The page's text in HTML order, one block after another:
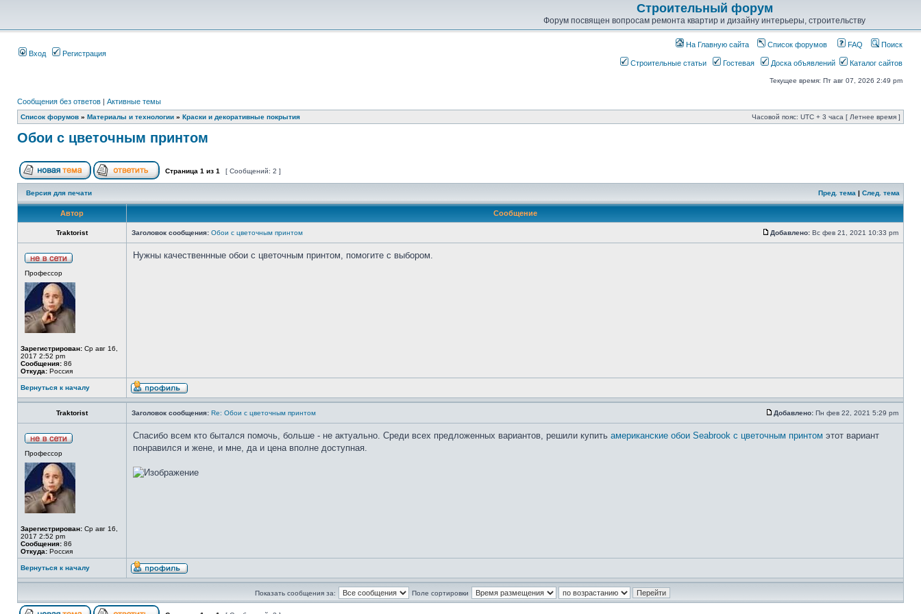
Строительный форум
Форум посвящен вопросам ремонта квартир и дизайну интерьеры, строительству
Вход Регистрация
На Главную сайта Список форумов FAQ Поиск
Строительные статьи Гостевая Доска объявлений Каталог сайтов
Текущее время: Пт авг 07, 2026 2:49 pm
Сообщения без ответов | Активные темы
Список форумов » Материалы и технологии » Краски и декоративные покрытия Часовой пояс: UTC + 3 часа [ Летнее время ]
Обои с цветочным принтом
Страница 1 из 1 [ Сообщений: 2 ]
Версия для печати Пред. тема | След. тема
Автор Сообщение
Traktorist Заголовок сообщения: Обои с цветочным принтом Добавлено: Вс фев 21, 2021 10:33 pm
Профессор
Зарегистрирован: Ср авг 16,
2017 2:52 pm
Сообщения: 86
Откуда: Россия
Нужны качественнные обои с цветочным принтом, помогите с выбором.
Вернуться к началу
Traktorist Заголовок сообщения: Re: Обои с цветочным принтом Добавлено: Пн фев 22, 2021 5:29 pm
Профессор
Зарегистрирован: Ср авг 16,
2017 2:52 pm
Сообщения: 86
Откуда: Россия
Спасибо всем кто бытался помочь, больше - не актуально. Среди всех предложенных вариантов, решили купить американские обои Seabrook с цветочным принтом этот вариант
понравился и жене, и мне, да и цена вполне доступная.
Вернуться к началу
Показать сообщения за: Поле сортировки